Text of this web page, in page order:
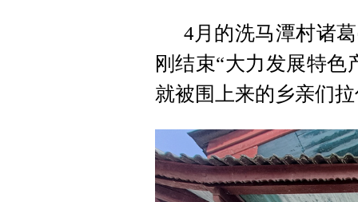
4月的洗马潭村诸
刚结束“大力发展特色
就被围上来的乡亲们